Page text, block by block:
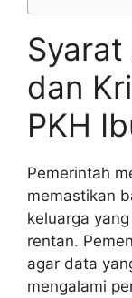
dan
PKH
Pemerintah
memastikan
keluarga
rentan.
agar data
mengalami